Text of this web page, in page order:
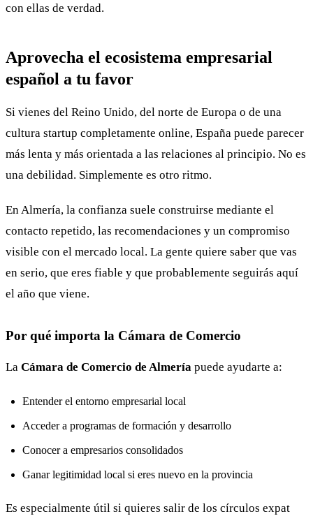
con ellas de verdad.
Aprovecha el ecosistema empresarial
español a tu favor
Si vienes del Reino Unido, del norte de Europa o de una
cultura startup completamente online, España puede parecer
más lenta y más orientada a las relaciones al principio. No es
una debilidad. Simplemente es otro ritmo.
En Almería, la confianza suele construirse mediante el
contacto repetido, las recomendaciones y un compromiso
visible con el mercado local. La gente quiere saber que vas
en serio, que eres fiable y que probablemente seguirás aquí
el año que viene.
Por qué importa la Cámara de Comercio
La Cámara de Comercio de Almería puede ayudarte a:
Entender el entorno empresarial local
Acceder a programas de formación y desarrollo
Conocer a empresarios consolidados
Ganar legitimidad local si eres nuevo en la provincia
Es especialmente útil si quieres salir de los círculos expat